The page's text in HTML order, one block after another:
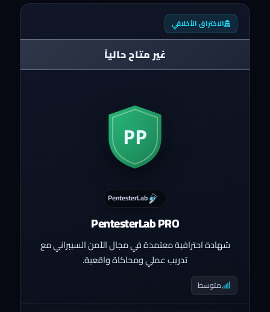
الاختراق الأخلاقي
غير متاح حالياً
PentesterLab
PentesterLab PRO
شهادة احترافية معتمدة في مجال الأمن السيبراني مع
تدريب عملي ومحاكاة واقعية.
متوسط